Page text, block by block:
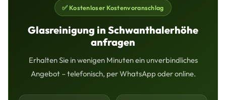
✅ Kostenloser Kostenvoranschlag
Glasreinigung in Schwanthalerhöhe
anfragen
Erhalten Sie in wenigen Minuten ein unverbindliches
Angebot – telefonisch, per WhatsApp oder online.